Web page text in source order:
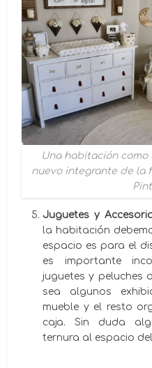
Una habitación
nuevo integrante de la
Juguetes y
la habitación
espacio es para el
es importante
juguetes y peluches
sea algunos
mueble y el resto
caja. Sin duda
ternura al espacio